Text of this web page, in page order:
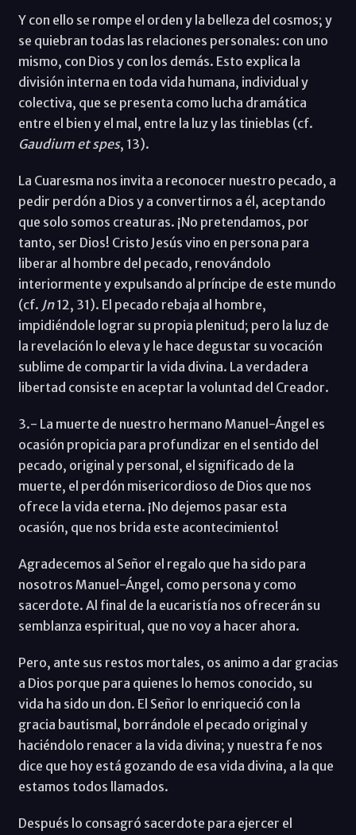
Y con ello se rompe el orden y la belleza del cosmos; y
se quiebran todas las relaciones personales: con uno
mismo, con Dios y con los demás. Esto explica la
división interna en toda vida humana, individual y
colectiva, que se presenta como lucha dramática
entre el bien y el mal, entre la luz y las tinieblas (cf.
Gaudium et spes, 13).
La Cuaresma nos invita a reconocer nuestro pecado, a
pedir perdón a Dios y a convertirnos a él, aceptando
que solo somos creaturas. ¡No pretendamos, por
tanto, ser Dios! Cristo Jesús vino en persona para
liberar al hombre del pecado, renovándolo
interiormente y expulsando al príncipe de este mundo
(cf. Jn12, 31). El pecado rebaja al hombre,
impidiéndole lograr su propia plenitud; pero la luz de
la revelación lo eleva y le hace degustar su vocación
sublime de compartir la vida divina. La verdadera
libertad consiste en aceptar la voluntad del Creador.
3.- La muerte de nuestro hermano Manuel-Ángel es
ocasión propicia para profundizar en el sentido del
pecado, original y personal, el significado de la
muerte, el perdón misericordioso de Dios que nos
ofrece la vida eterna. ¡No dejemos pasar esta
ocasión, que nos brida este acontecimiento!
Agradecemos al Señor el regalo que ha sido para
nosotros Manuel-Ángel, como persona y como
sacerdote. Al final de la eucaristía nos ofrecerán su
semblanza espiritual, que no voy a hacer ahora.
Pero, ante sus restos mortales, os animo a dar gracias
a Dios porque para quienes lo hemos conocido, su
vida ha sido un don. El Señor lo enriqueció con la
gracia bautismal, borrándole el pecado original y
haciéndolo renacer a la vida divina; y nuestra fe nos
dice que hoy está gozando de esa vida divina, a la que
estamos todos llamados.
Después lo consagró sacerdote para ejercer el